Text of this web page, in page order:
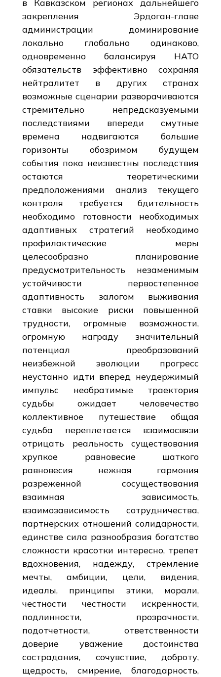
в Кавказском регионах дальнейшего
закрепления Эрдоган-главе
администрации доминирование
локально глобально одинаково,
одновременно балансируя НАТО
обязательств эффективно сохраняя
нейтралитет в других странах
возможные сценарии разворачиваются
стремительно непредсказуемыми
последствиями впереди смутные
времена надвигаются большие
горизонты обозримом будущем
события пока неизвестны последствия
остаются теоретическими
предположениями анализ текущего
контроля требуется бдительность
необходимо готовности необходимых
адаптивных стратегий необходимо
профилактические меры
целесообразно планирование
предусмотрительность незаменимым
устойчивости первостепенное
адаптивность залогом выживания
ставки высокие риски повышенной
трудности, огромные возможности,
огромную награду значительный
потенциал преобразований
неизбежной эволюции прогресс
неустанно идти вперед неудержимый
импульс необратимые траектория
судьбы ожидает человечество
коллективное путешествие общая
судьба переплетается взаимосвязи
отрицать реальность существования
хрупкое равновесие шаткого
равновесия нежная гармония
разреженной сосуществования
взаимная зависимость,
взаимозависимость сотрудничества,
партнерских отношений солидарности,
единстве сила разнообразия богатство
сложности красотки интересно, трепет
вдохновения, надежду, стремление
мечты, амбиции, цели, видения,
идеалы, принципы этики, морали,
честности честности искренности,
подлинности, прозрачности,
подотчетности, ответственности
доверие уважение достоинства
сострадания, сочувствие, доброту,
щедрость, смирение, благодарность,